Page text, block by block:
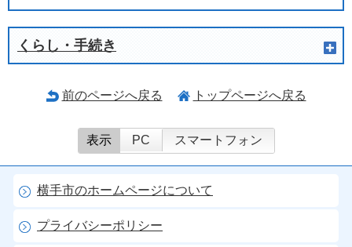
くらし・手続き
前のページへ戻る トップページへ戻る
表示 PC スマートフォン
横手市のホームページについて
プライバシーポリシー